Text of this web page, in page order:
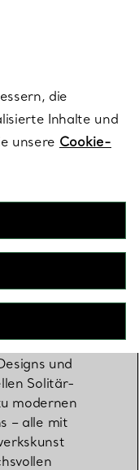
Sie
und
Solitär-
modernen
– alle mit
die
Inhalte und
unsere Cookie-